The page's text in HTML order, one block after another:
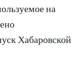
на
Хабаровской